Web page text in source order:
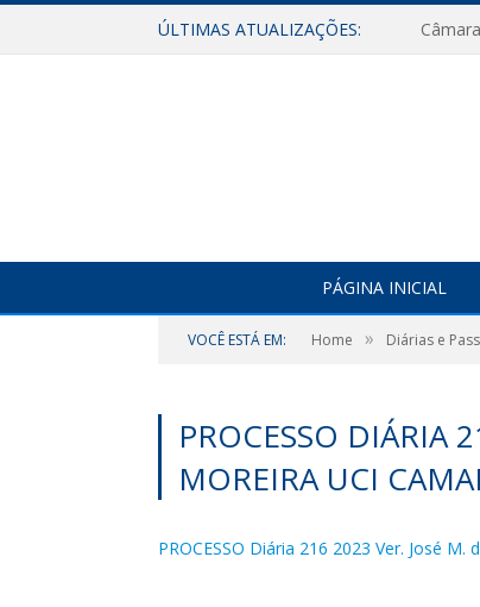
ÚLTIMAS ATUALIZAÇÕES:
PÁGINA INICIAL
VOCÊ ESTÁ EM: Home » Diárias e
PROCESSO DIÁRIA
MOREIRA UCI
PROCESSO Diária 216 2023 Ver. José M.